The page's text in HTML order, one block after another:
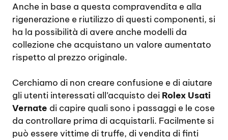
Anche in base a questa compravendita e alla
rigenerazione e riutilizzo di questi componenti, si
ha la possibilità di avere anche modelli da
collezione che acquistano un valore aumentato
rispetto al prezzo originale.
Cerchiamo di non creare confusione e di aiutare
gli utenti interessati all’acquisto dei Rolex Usati
Vernate di capire quali sono i passaggi e le cose
da controllare prima di acquistarli. Facilmente si
può essere vittime di truffe, di vendita di finti